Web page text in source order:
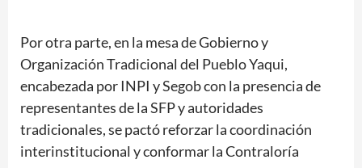
Por otra parte, en la mesa de Gobierno y
Organización Tradicional del Pueblo Yaqui,
encabezada por INPI y Segob con la presencia de
representantes de la SFP y autoridades
tradicionales, se pactó reforzar la coordinación
interinstitucional y conformar la Contraloría